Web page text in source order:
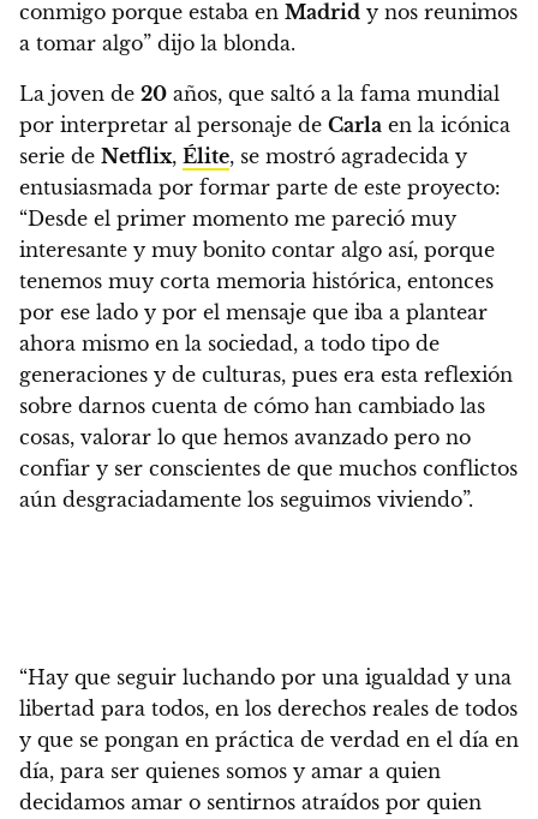
conmigo porque estaba en Madrid y nos reunimos
a tomar algo” dijo la blonda.
La joven de 20 años, que saltó a la fama mundial
por interpretar al personaje de Carla en la icónica
serie de Netflix, Élite, se mostró agradecida y
entusiasmada por formar parte de este proyecto:
“Desde el primer momento me pareció muy
interesante y muy bonito contar algo así, porque
tenemos muy corta memoria histórica, entonces
por ese lado y por el mensaje que iba a plantear
ahora mismo en la sociedad, a todo tipo de
generaciones y de culturas, pues era esta reflexión
sobre darnos cuenta de cómo han cambiado las
cosas, valorar lo que hemos avanzado pero no
confiar y ser conscientes de que muchos conflictos
aún desgraciadamente los seguimos viviendo”.
“Hay que seguir luchando por una igualdad y una
libertad para todos, en los derechos reales de todos
y que se pongan en práctica de verdad en el día en
día, para ser quienes somos y amar a quien
decidamos amar o sentirnos atraídos por quien